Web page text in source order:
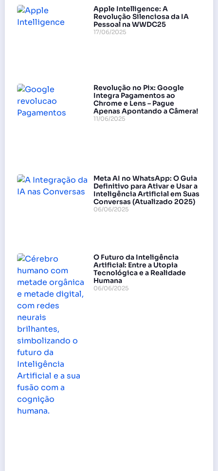
Apple Intelligence: A
Revolução Silenciosa da IA
Pessoal na WWDC25
17/06/2025
Revolução no Pix: Google
Integra Pagamentos ao
Chrome e Lens – Pague
Apenas Apontando a Câmera!
11/06/2025
Meta AI no WhatsApp: O Guia
Definitivo para Ativar e Usar a
Inteligência Artificial em Suas
Conversas (Atualizado 2025)
06/06/2025
O Futuro da Inteligência
Artificial: Entre a Utopia
Tecnológica e a Realidade
Humana
06/06/2025